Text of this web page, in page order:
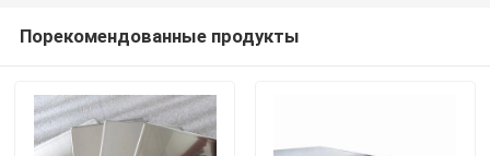
Порекомендованные продукты